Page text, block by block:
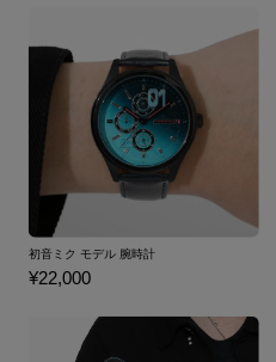
初音ミク モデル 腕時計
¥22,000